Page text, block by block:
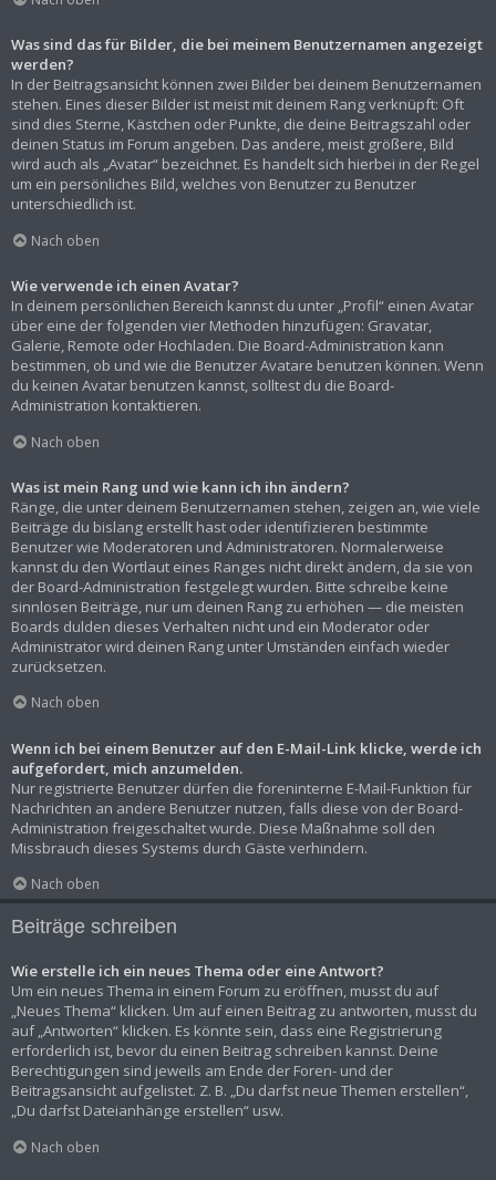
Was sind das für Bilder, die bei meinem Benutzernamen angezeigt
werden?
In der Beitragsansicht können zwei Bilder bei deinem Benutzernamen
stehen. Eines dieser Bilder ist meist mit deinem Rang verknüpft: Oft
sind dies Sterne, Kästchen oder Punkte, die deine Beitragszahl oder
deinen Status im Forum angeben. Das andere, meist größere, Bild
wird auch als „Avatar“ bezeichnet. Es handelt sich hierbei in der Regel
um ein persönliches Bild, welches von Benutzer zu Benutzer
unterschiedlich ist.
Nach oben
Wie verwende ich einen Avatar?
In deinem persönlichen Bereich kannst du unter „Profil“ einen Avatar
über eine der folgenden vier Methoden hinzufügen: Gravatar,
Galerie, Remote oder Hochladen. Die Board-Administration kann
bestimmen, ob und wie die Benutzer Avatare benutzen können. Wenn
du keinen Avatar benutzen kannst, solltest du die Board-
Administration kontaktieren.
Nach oben
Was ist mein Rang und wie kann ich ihn ändern?
Ränge, die unter deinem Benutzernamen stehen, zeigen an, wie viele
Beiträge du bislang erstellt hast oder identifizieren bestimmte
Benutzer wie Moderatoren und Administratoren. Normalerweise
kannst du den Wortlaut eines Ranges nicht direkt ändern, da sie von
der Board-Administration festgelegt wurden. Bitte schreibe keine
sinnlosen Beiträge, nur um deinen Rang zu erhöhen — die meisten
Boards dulden dieses Verhalten nicht und ein Moderator oder
Administrator wird deinen Rang unter Umständen einfach wieder
zurücksetzen.
Nach oben
Wenn ich bei einem Benutzer auf den E-Mail-Link klicke, werde ich
aufgefordert, mich anzumelden.
Nur registrierte Benutzer dürfen die foreninterne E-Mail-Funktion für
Nachrichten an andere Benutzer nutzen, falls diese von der Board-
Administration freigeschaltet wurde. Diese Maßnahme soll den
Missbrauch dieses Systems durch Gäste verhindern.
Nach oben
Beiträge schreiben
Wie erstelle ich ein neues Thema oder eine Antwort?
Um ein neues Thema in einem Forum zu eröffnen, musst du auf
„Neues Thema“ klicken. Um auf einen Beitrag zu antworten, musst du
auf „Antworten“ klicken. Es könnte sein, dass eine Registrierung
erforderlich ist, bevor du einen Beitrag schreiben kannst. Deine
Berechtigungen sind jeweils am Ende der Foren- und der
Beitragsansicht aufgelistet. Z. B. „Du darfst neue Themen erstellen“,
„Du darfst Dateianhänge erstellen“ usw.
Nach oben